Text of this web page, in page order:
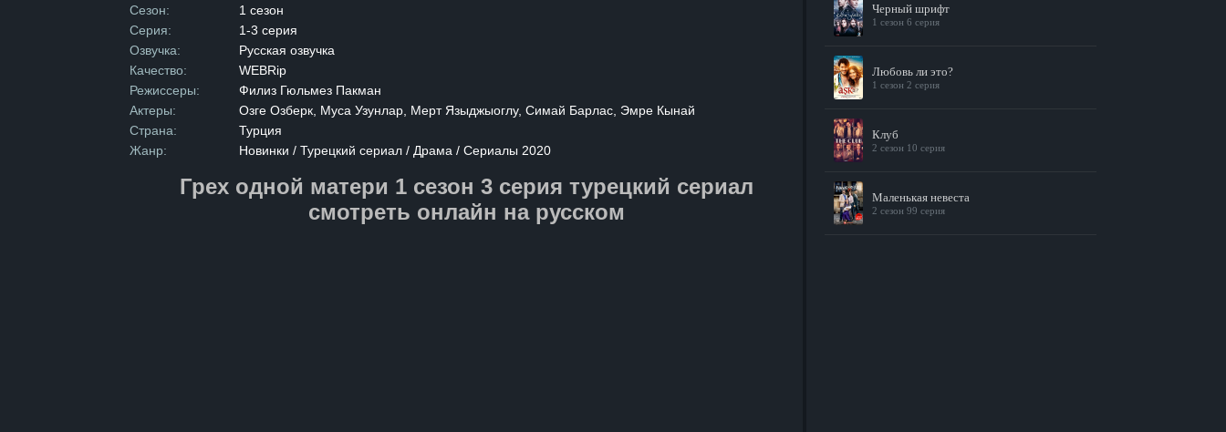
за свое место в мире, несмотря на обман,
Сезон:
1 сезон
Серия:
1-3 серия
Озвучка:
Русская озвучка
Качество:
WEBRip
Режиссеры:
Филиз Гюльмез Пакман
Актеры:
Озге Озберк, Муса Узунлар, Мерт Языджыоглу, Симай Барлас, Эмре Кынай
Страна:
Турция
Жанр:
Новинки / Турецкий сериал / Драма / Сериалы 2020
Грех одной матери 1 сезон 3 серия турецкий сериал
смотреть онлайн на русском
Черный шрифт
1 сезон 6 серия
Любовь ли это?
1 сезон 2 серия
Клуб
2 сезон 10 серия
Маленькая невеста
2 сезон 99 серия